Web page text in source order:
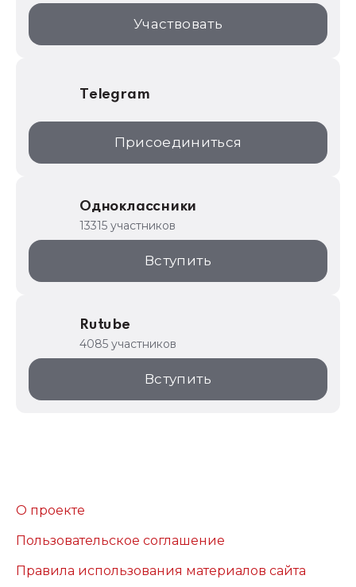
1С:Торговая площадка
Участвовать
Telegram
Присоединиться
Одноклассники
13315 участников
Вступить
Rutube
4085 участников
Вступить
О проекте
Пользовательское соглашение
Правила использования материалов сайта